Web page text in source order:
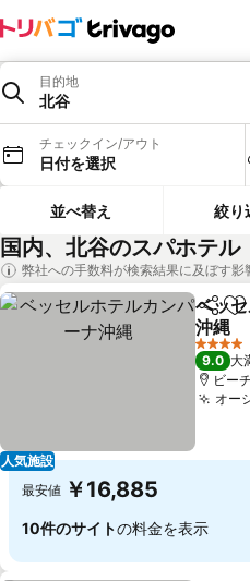
目的地
北谷
チェックイン/アウト
日付を選択
並べ替え 絞り
国内、北谷のスパホテル
弊社への手数料が検索結果に及ぼす影
人気施設
シェア
ベッ
沖縄
料金
4 ホテル
9.0 大
ビー
オー
最安値 ￥16,885
10件のサイトの料金を表示